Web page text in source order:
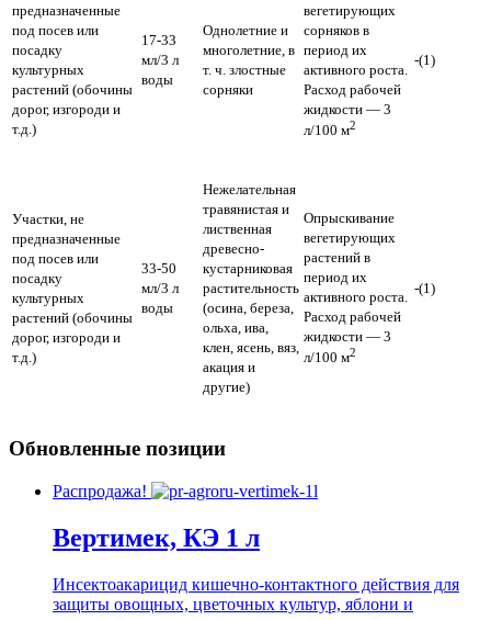
предназначенные
под посев или
посадку
культурных
растений (обочины
дорог, изгороди и
т.д.)
17-33
мл/3 л
воды
Однолетние и
многолетние, в
т. ч. злостные
сорняки
вегетирующих
сорняков в
период их
активного роста.
Расход рабочей
жидкости — 3
л/100 м2
-(1)
Участки, не
предназначенные
под посев или
посадку
культурных
растений (обочины
дорог, изгороди и
т.д.)
33-50
мл/3 л
воды
Нежелательная
травянистая и
лиственная
древесно-
кустарниковая
растительность
(осина, береза,
ольха, ива,
клен, ясень, вяз,
акация и
другие)
Опрыскивание
вегетирующих
растений в
период их
активного роста.
Расход рабочей
жидкости — 3
л/100 м2
-(1)
Обновленные позиции
Распродажа!
Вертимек, КЭ 1 л
Инсектоакарицид кишечно-контактного действия для
защиты овощных, цветочных культур, яблони и